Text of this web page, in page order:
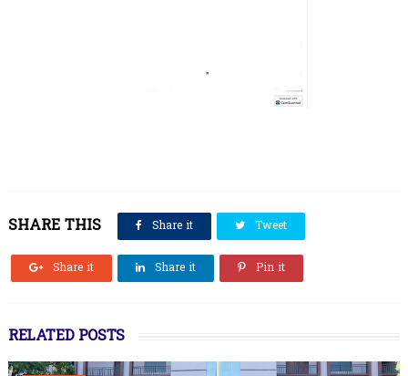
SHARE THIS Share it Tweet
Share it Share it Pin it
RELATED POSTS